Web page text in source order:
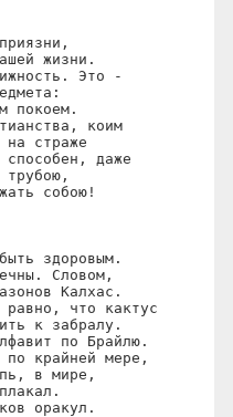
жизни.
Это -
покоем.
коим
на страже
даже
трубою,
собою!
здоровым.
Словом,
Калхас.
что кактус
к забралу.
по Брайлю.
по крайней мере,
в мире,
оракул.